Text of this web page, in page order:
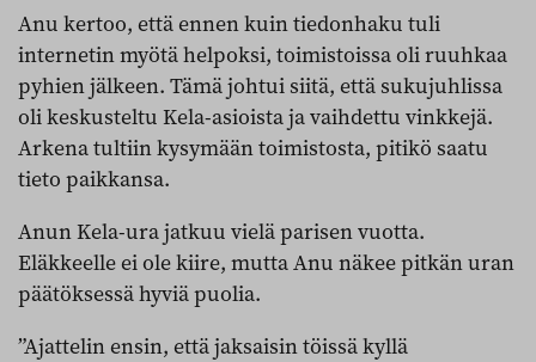
Anu kertoo, että ennen kuin tiedonhaku tuli
internetin myötä helpoksi, toimistoissa oli ruuhkaa
pyhien jälkeen. Tämä johtui siitä, että sukujuhlissa
oli keskusteltu Kela-asioista ja vaihdettu vinkkejä.
Arkena tultiin kysymään toimistosta, pitikö saatu
tieto paikkansa.
Anun Kela-ura jatkuu vielä parisen vuotta.
Eläkkeelle ei ole kiire, mutta Anu näkee pitkän uran
päätöksessä hyviä puolia.
”Ajattelin ensin, että jaksaisin töissä kyllä